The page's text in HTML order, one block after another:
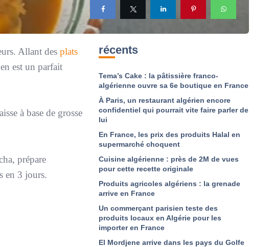
Allant des plats
est un parfait
à base de grosse
prépare
en 3 jours.
récents
Tema’s Cake : la pâtissière franco-
algérienne ouvre sa 6e boutique en France
À Paris, un restaurant algérien encore
confidentiel qui pourrait vite faire parler de
lui
En France, les prix des produits Halal en
supermarché choquent
Cuisine algérienne : près de 2M de vues
pour cette recette originale
Produits agricoles algériens : la grenade
arrive en France
Un commerçant parisien teste des
produits locaux en Algérie pour les
importer en France
El Mordjene arrive dans les pays du Golfe